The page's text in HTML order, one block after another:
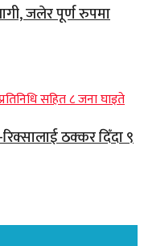
जलेर पूर्ण रुपमा
ठक्कर दिँदा ९